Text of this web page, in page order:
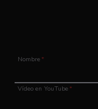
Nombre*
Vídeo en YouTube*